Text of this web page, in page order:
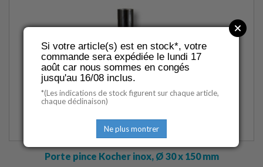
Porte pince Kocher inox, Ø 30 x 150 mm
Si votre article(s) est en stock*, votre
commande sera expédiée le lundi 17
août car nous sommes en congés
jusqu'au 16/08 inclus.
*(Les indications de stock figurent sur chaque article,
chaque déclinaison)
Ne plus montrer